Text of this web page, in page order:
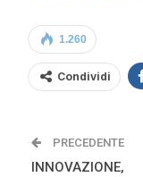
1.260
Condividi
PRECEDENTE
INNOVAZIONE,